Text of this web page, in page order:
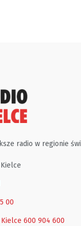
radio w regionie
00
Kielce 600 904 600